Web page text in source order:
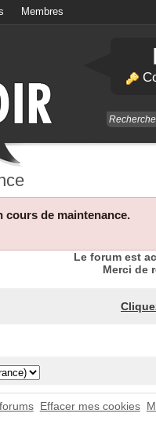
Membres
cours de maintenance.
Le forum est
Merci de
Effacer mes cookies